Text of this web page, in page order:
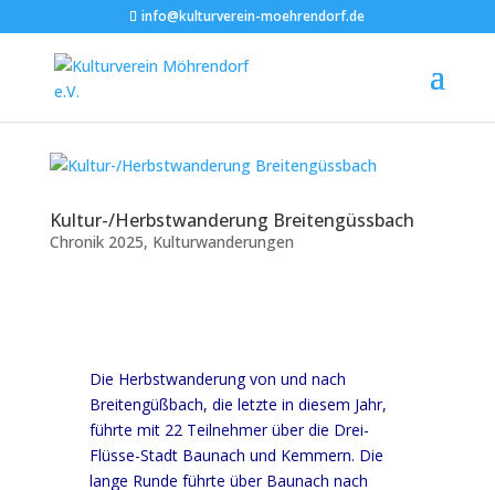
info@kulturverein-moehrendorf.de
Kultur-/Herbstwanderung Breitengüssbach
Chronik 2025, Kulturwanderungen
Die Herbstwanderung von und nach
Breitengüßbach, die letzte in diesem Jahr,
führte mit 22 Teilnehmer über die Drei-
Flüsse-Stadt Baunach und Kemmern. Die
lange Runde führte über Baunach nach